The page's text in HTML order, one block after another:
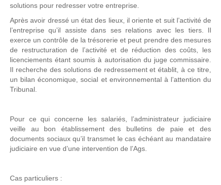
solutions pour redresser votre entreprise.
Après avoir dressé un état des lieux, il oriente et suit l’activité de
l’entreprise qu’il assiste dans ses relations avec les tiers. Il
exerce un contrôle de la trésorerie et peut prendre des mesures
de restructuration de l’activité et de réduction des coûts, les
licenciements étant soumis à autorisation du juge commissaire.
Il recherche des solutions de redressement et établit, à ce titre,
un bilan économique, social et environnemental à l’attention du
Tribunal.
Pour ce qui concerne les salariés, l’administrateur judiciaire
veille au bon établissement des bulletins de paie et des
documents sociaux qu’il transmet le cas échéant au mandataire
judiciaire en vue d’une intervention de l’Ags.
Cas particuliers :